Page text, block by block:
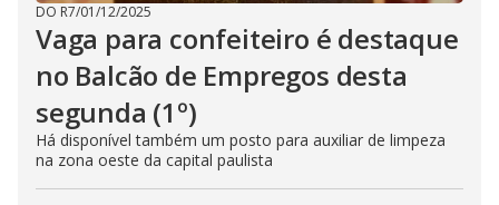
DO R7/01/12/2025
Vaga para confeiteiro é destaque
no Balcão de Empregos desta
segunda (1º)
Há disponível também um posto para auxiliar de limpeza
na zona oeste da capital paulista